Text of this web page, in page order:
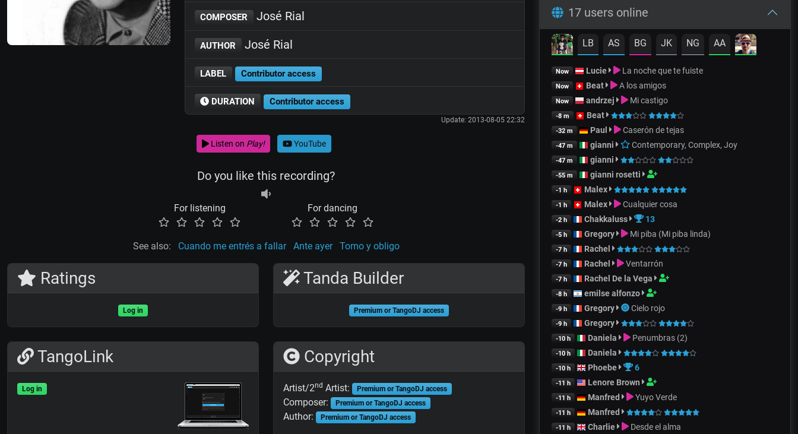
COMPOSER José Rial
AUTHOR José Rial
LABEL Contributor access
DURATION Contributor access
Update: 2013-08-05 22:32
Listen on Play! YouTube
Do you like this recording?
For listening For dancing
See also: Cuando me entrés a fallar Ante ayer Tomo y obligo
Ratings
Log in
TangoLink
Log in
Tanda Builder
Premium or TangoDJ access
Copyright
Artist/2nd Artist: Premium or TangoDJ access
Composer: Premium or TangoDJ access
Author: Premium or TangoDJ access
17 users online
LB AS BG JK NG AA
Now Lucie La noche que te fuiste
Now Beat A los amigos
Now andrzej Mi castigo
-8 m Beat
-32 m Paul Caserón de tejas
-47 m gianni Contemporary, Complex, Joy
-47 m gianni
-55 m gianni rosetti
-1 h Malex
-1 h Malex Cualquier cosa
-2 h Chakkaluss 13
-5 h Gregory Mi piba (Mi piba linda)
-7 h Rachel
-7 h Rachel Ventarrón
-7 h Rachel De la Vega
-8 h emilse alfonzo
-9 h Gregory Cielo rojo
-9 h Gregory
-10 h Daniela Penumbras (2)
-10 h Daniela
-10 h Phoebe 6
-11 h Lenore Brown
-11 h Manfred Yuyo Verde
-11 h Manfred
-11 h Charlie Desde el alma